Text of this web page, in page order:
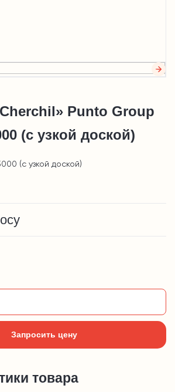
Punto Group
(с узкой доской)
(с узкой доской)
Запросить цену
товара